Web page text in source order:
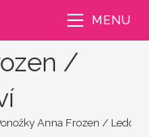
MENU
/
Anna Frozen / Ledové